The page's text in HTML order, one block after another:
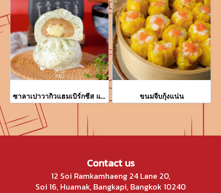
ซาลาเปาวากิวแฮมเบิร์กชีส แป้งสาหร่ายญี่ปุ่น ขนมจีบกุ้งแน่น
Contact us
12 Soi Ramkamhaeng 24 Lane 20,
Soi 16, Huamak, Bangkapi, Bangkok 10240